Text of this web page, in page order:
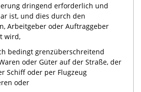
dringend erforderlich und
ist, und dies durch den
Arbeitgeber oder Auftraggeber
wird,
bedingt grenzüberschreitend
oder Güter auf der Straße, der
Schiff oder per Flugzeug
oder